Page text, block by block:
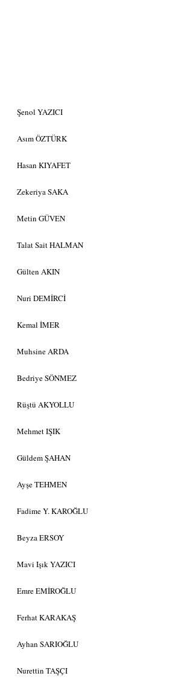
Şenol YAZICI
Asım ÖZTÜRK
Hasan KIYAFET
Zekeriya SAKA
Metin GÜVEN
Talat Sait HALMAN
Gülten AKIN
Nuri DEMİRCİ
Kemal İMER
Muhsine ARDA
Bedriye SÖNMEZ
Rüştü AKYOLLU
Mehmet IŞIK
Güldem ŞAHAN
Ayşe TEHMEN
Fadime Y. KAROĞLU
Beyza ERSOY
Mavi Işık YAZICI
Emre EMİROĞLU
Ferhat KARAKAŞ
Ayhan SARIOĞLU
Nurettin TAŞÇI